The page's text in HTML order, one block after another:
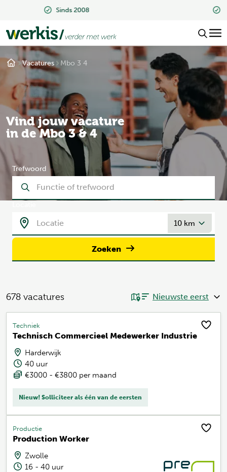
Beoordeeld met een 9.2
Vacatures Mbo 3 4
Vind jouw vacature
in de Mbo 3 & 4
Trefwoord
Zoeken
678 vacatures
Techniek
Technisch Commercieel Medewerker Industrie
Harderwijk
40 uur
€3000 - €3800 per maand
Nieuw! Solliciteer als één van de eersten
Productie
Production Worker
Zwolle
16 - 40 uur